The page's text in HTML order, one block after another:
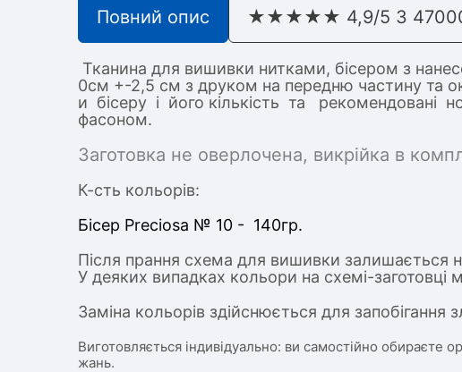
Повний опис ★★★★★ 4,9/5 З
Тканина для вишивки нитками, бісером з
0см +-2,5 см з друком на передню частину та
и бісеру і його кількість та
фасоном.
Заготовка не оверлочена, викрійка в
К-сть кольорів:
Бісер Preciosa № 10 - 140гр.
Після прання схема для вишивки залишається
У деяких випадках кольори на схемі-
Заміна кольорів здійснюється для запобігання
Виготовляється індивідуально: ви самостійно обираєте
жань.